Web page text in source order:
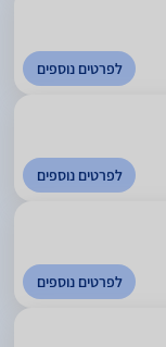
לפרטים נוספים
לפרטים נוספים
לפרטים נוספים